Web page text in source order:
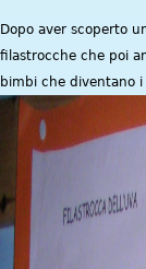
Dopo aver scoperto
filastrocche che poi
bimbi che diventano